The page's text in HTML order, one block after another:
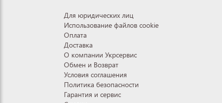
Для юридических лиц
Использование файлов cookie
Оплата
Доставка
О компании Укрсервис
Обмен и Возврат
Условия соглашения
Политика безопасности
Гарантия и сервис